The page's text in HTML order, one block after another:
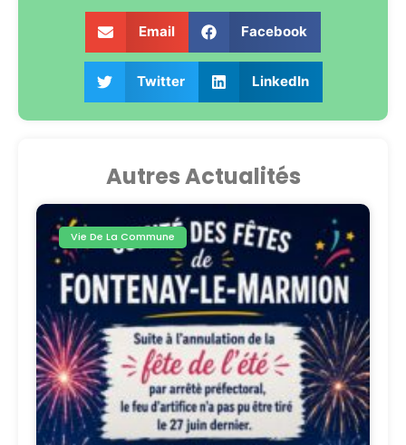
Email Facebook
Twitter LinkedIn
Autres Actualités
Vie De La Commune